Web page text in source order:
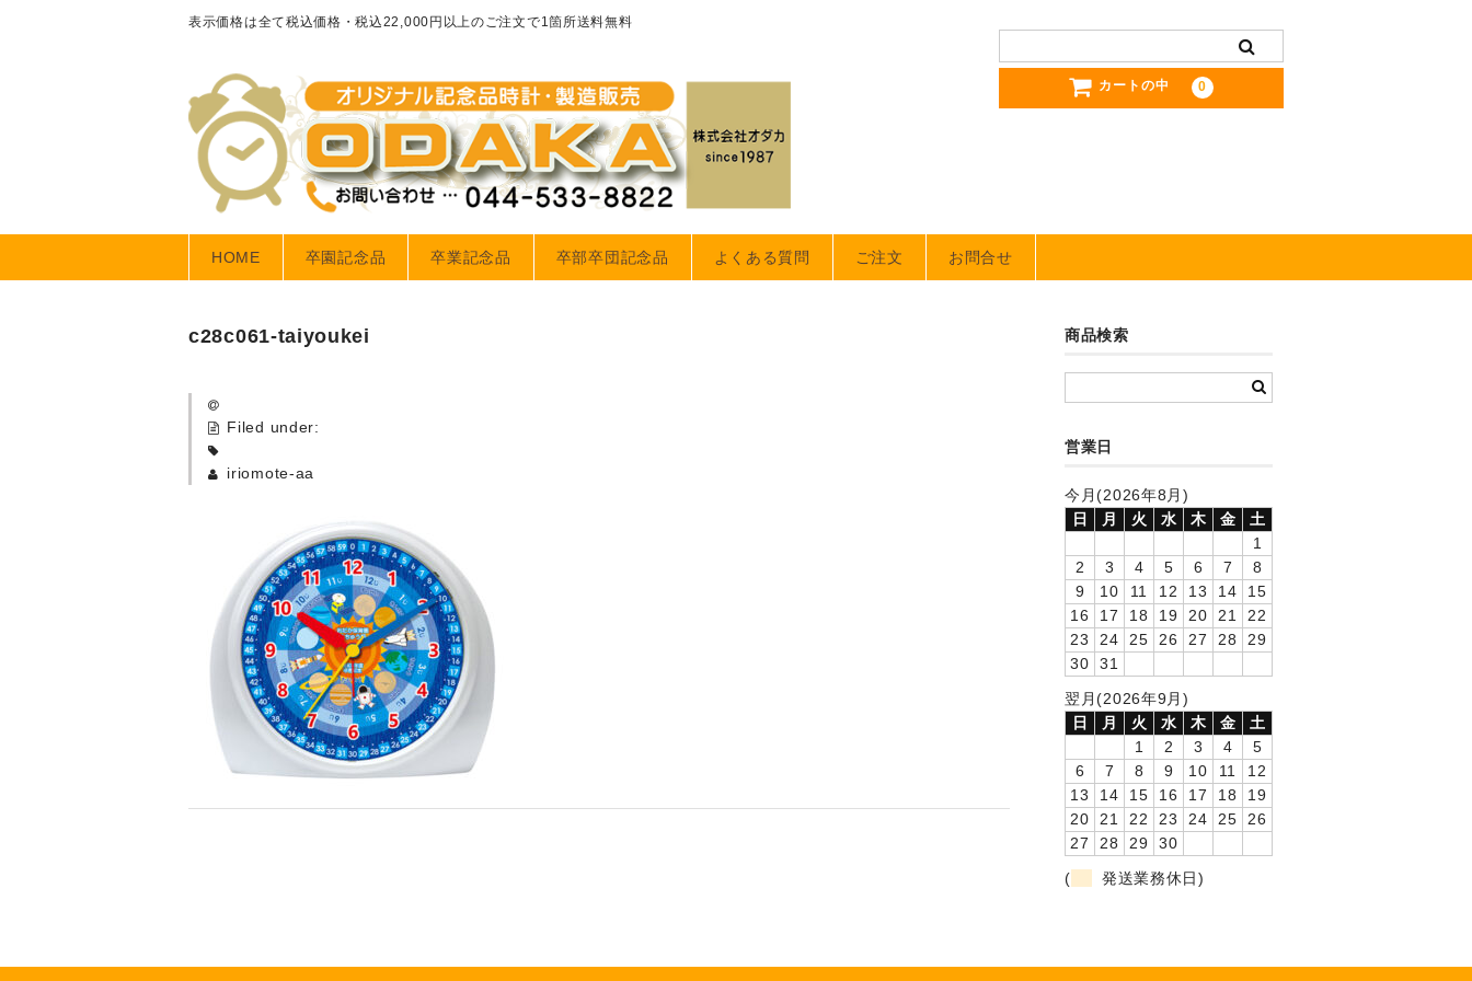
表示価格は全て税込価格・税込22,000円以上のご注文で1箇所送料無料
カートの中 0
HOME 卒園記念品 卒業記念品 卒部卒団記念品 よくある質問 ご注文 お問合せ
c28c061-taiyoukei
Filed under:
iriomote-aa
商品検索
営業日
今月(2026年8月)
日
月 火 水 木 金
土
1
2
3 4 5 6 7
8
9
10 11 12 13 14
15
16
17 18 19 20 21
22
23
24 25 26 27 28
29
30
31
翌月(2026年9月)
日
月 火 水 木 金
土
1
2 3 4
5
6
7 8 9 10 11
12
13
14 15 16 17 18
19
20
21 22 23 24 25
26
27
28 29
30
(
発送業務休日)